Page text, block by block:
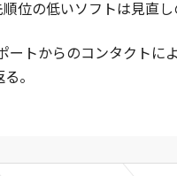
位の低いソフトは見直し
ートからのコンタクト
。